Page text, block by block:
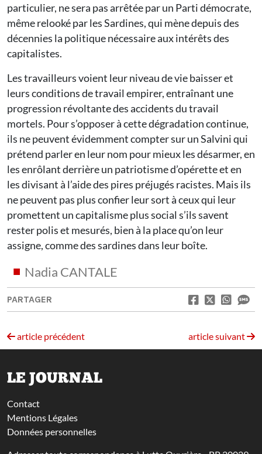
particulier, ne sera pas arrêtée par un Parti démocrate,
même relooké par les Sardines, qui mène depuis des
décennies la politique nécessaire aux intérêts des
capitalistes.
Les travailleurs voient leur niveau de vie baisser et
leurs conditions de travail empirer, entraînant une
progression révoltante des accidents du travail
mortels. Pour s’opposer à cette dégradation continue,
ils ne peuvent évidemment compter sur un Salvini qui
prétend parler en leur nom pour mieux les désarmer, en
les enrôlant derrière un patriotisme d’opérette et en
les divisant à l’aide des pires préjugés racistes. Mais ils
ne peuvent pas plus confier leur sort à ceux qui leur
promettent un capitalisme plus social s’ils savent
rester polis et mesurés, bien à la place qu’on leur
assigne, comme des sardines dans leur boîte.
Nadia CANTALE
PARTAGER
article précédent article suivant
LE JOURNAL
Contact
Mentions Légales
Données personnelles